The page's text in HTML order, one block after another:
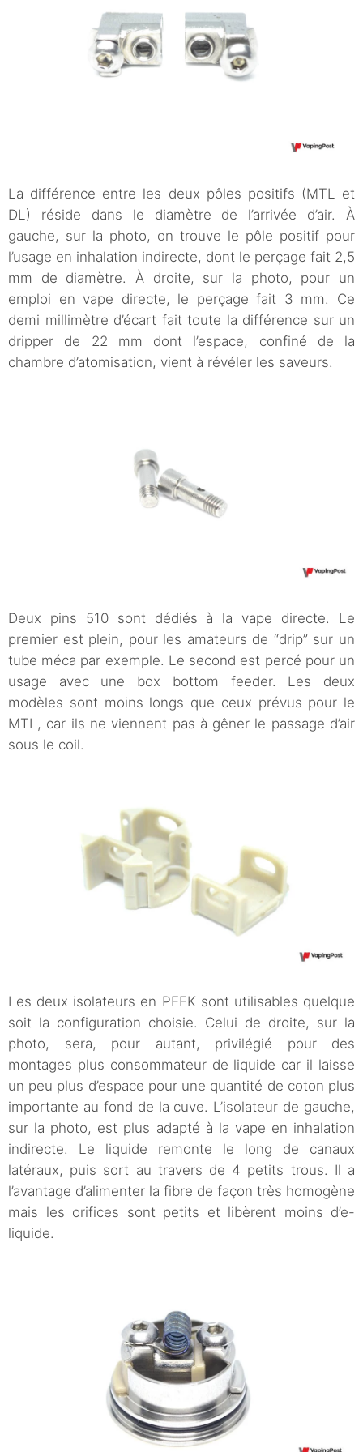
La différence entre les deux pôles positifs (MTL et
DL) réside dans le diamètre de l’arrivée d’air. À
gauche, sur la photo, on trouve le pôle positif pour
l’usage en inhalation indirecte, dont le perçage fait 2,5
mm de diamètre. À droite, sur la photo, pour un
emploi en vape directe, le perçage fait 3 mm. Ce
demi millimètre d’écart fait toute la différence sur un
dripper de 22 mm dont l’espace, confiné de la
chambre d’atomisation, vient à révéler les saveurs.
Deux pins 510 sont dédiés à la vape directe. Le
premier est plein, pour les amateurs de “drip” sur un
tube méca par exemple. Le second est percé pour un
usage avec une box bottom feeder. Les deux
modèles sont moins longs que ceux prévus pour le
MTL, car ils ne viennent pas à gêner le passage d’air
sous le coil.
Les deux isolateurs en PEEK sont utilisables quelque
soit la configuration choisie. Celui de droite, sur la
photo, sera, pour autant, privilégié pour des
montages plus consommateur de liquide car il laisse
un peu plus d’espace pour une quantité de coton plus
importante au fond de la cuve. L’isolateur de gauche,
sur la photo, est plus adapté à la vape en inhalation
indirecte. Le liquide remonte le long de canaux
latéraux, puis sort au travers de 4 petits trous. Il a
l’avantage d’alimenter la fibre de façon très homogène
mais les orifices sont petits et libèrent moins d’e-
liquide.